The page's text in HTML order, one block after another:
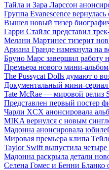
Тайла и Зара Ларссон
Группа Evanescence
Вышел новый тизер
Гарри Стайлс представил
Мелани Мартинес тизерит
Ариана Гранде намекнула на
Бруно Марс завершил работу
Премьера нового мини-
The Pussycat Dolls думают о
Документальный мини-сериал
Tate McRae — мировой релиз
Представлен первый постер
Чарли XCX анонсировала
MIKA вернулся с новым
Мадонна анонсировала
Мировая премьера клипа
Taylor Swift выпустила
Мадонна раскрыла детали
Селена Гомес и Бенни